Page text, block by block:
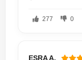
277 0
ESRA A.